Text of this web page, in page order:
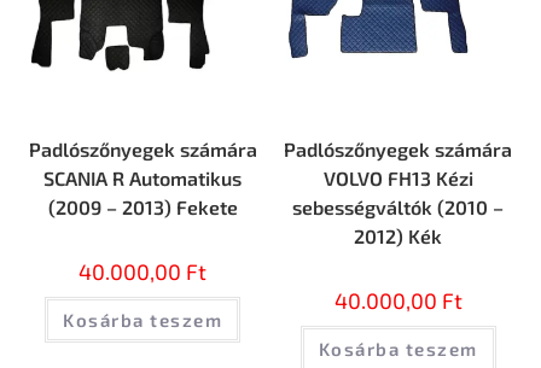
Padlószőnyegek számára
SCANIA R Automatikus
(2009 – 2013) Fekete
40.000,00 Ft
Kosárba teszem
Padlószőnyegek számára
VOLVO FH13 Kézi
sebességváltók (2010 –
2012) Kék
40.000,00 Ft
Kosárba teszem